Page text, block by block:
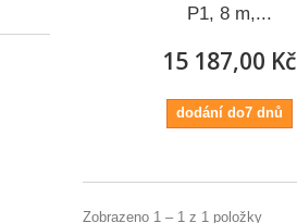
P1, 8 m,...
15 187,00 Kč
dodání do7 dnů
Zobrazeno 1 – 1 z 1 položky